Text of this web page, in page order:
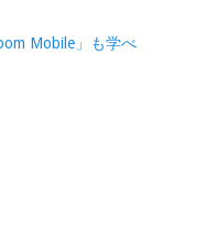
Mobile」も学べ